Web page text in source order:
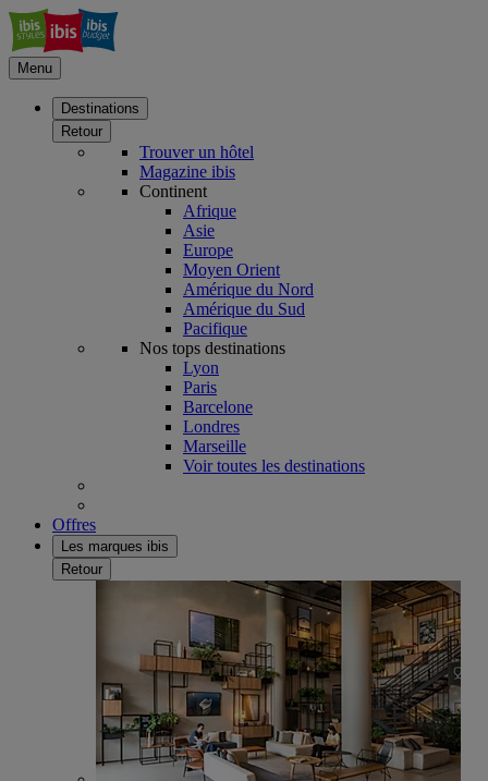
Menu
Destinations
Retour
Trouver un hôtel
Magazine ibis
Continent
Afrique
Asie
Europe
Moyen Orient
Amérique du Nord
Amérique du Sud
Pacifique
Nos tops destinations
Lyon
Paris
Barcelone
Londres
Marseille
Voir toutes les destinations
Offres
Les marques ibis
Retour